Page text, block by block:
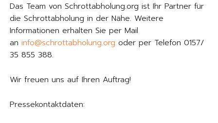
Das Team von Schrottabholung.org ist Ihr Partner für
die Schrottabholung in der Nähe. Weitere
Informationen erhalten Sie per Mail
an info@schrottabholung.org oder per Telefon 0157/
35 855 388.
Wir freuen uns auf Ihren Auftrag!
Pressekontaktdaten: